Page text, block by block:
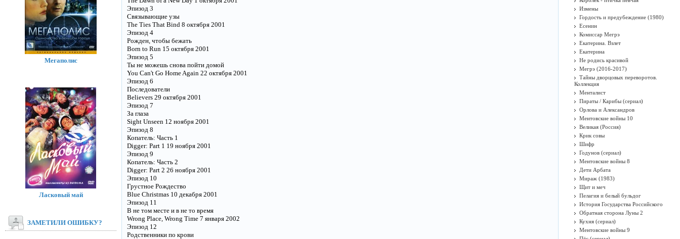
Эпизод 3
Связывающие узы
The Ties That Bind 8 октября 2001
Эпизод 4
Рожден, чтобы бежать
Born to Run 15 октября 2001
Эпизод 5
Ты не можешь снова пойти домой
You Can't Go Home Again 22 октября 2001
Эпизод 6
Последователи
Believers 29 октября 2001
Эпизод 7
За глаза
Sight Unseen 12 ноября 2001
Эпизод 8
Копатель: Часть 1
Digger: Part 1 19 ноября 2001
Эпизод 9
Копатель: Часть 2
Digger: Part 2 26 ноября 2001
Эпизод 10
Грустное Рождество
Blue Christmas 10 декабря 2001
Эпизод 11
В не том месте и в не то время
Wrong Place, Wrong Time 7 января 2002
Эпизод 12
Родственники по крови
Мегаполис
Ласковый май
ЗАМЕТИЛИ ОШИБКУ?
Измены
Гордость и предубеждение (1980)
Есенин
Комиссар Мегрэ
Екатерина. Взлет
Екатерина
Не родись красивой
Мегрэ (2016-2017)
Тайны дворцовых переворотов.
Коллекция
Менталист
Пираты / Карибы (сериал)
Орлова и Александров
Ментовские войны 10
Великая (Россия)
Крик совы
Шифр
Годунов (сериал)
Ментовские войны 8
Дети Арбата
Мираж (1983)
Щит и меч
Пелагия и белый бульдог
История Государства Российского
Обратная сторона Луны 2
Кухня (сериал)
Ментовские войны 9